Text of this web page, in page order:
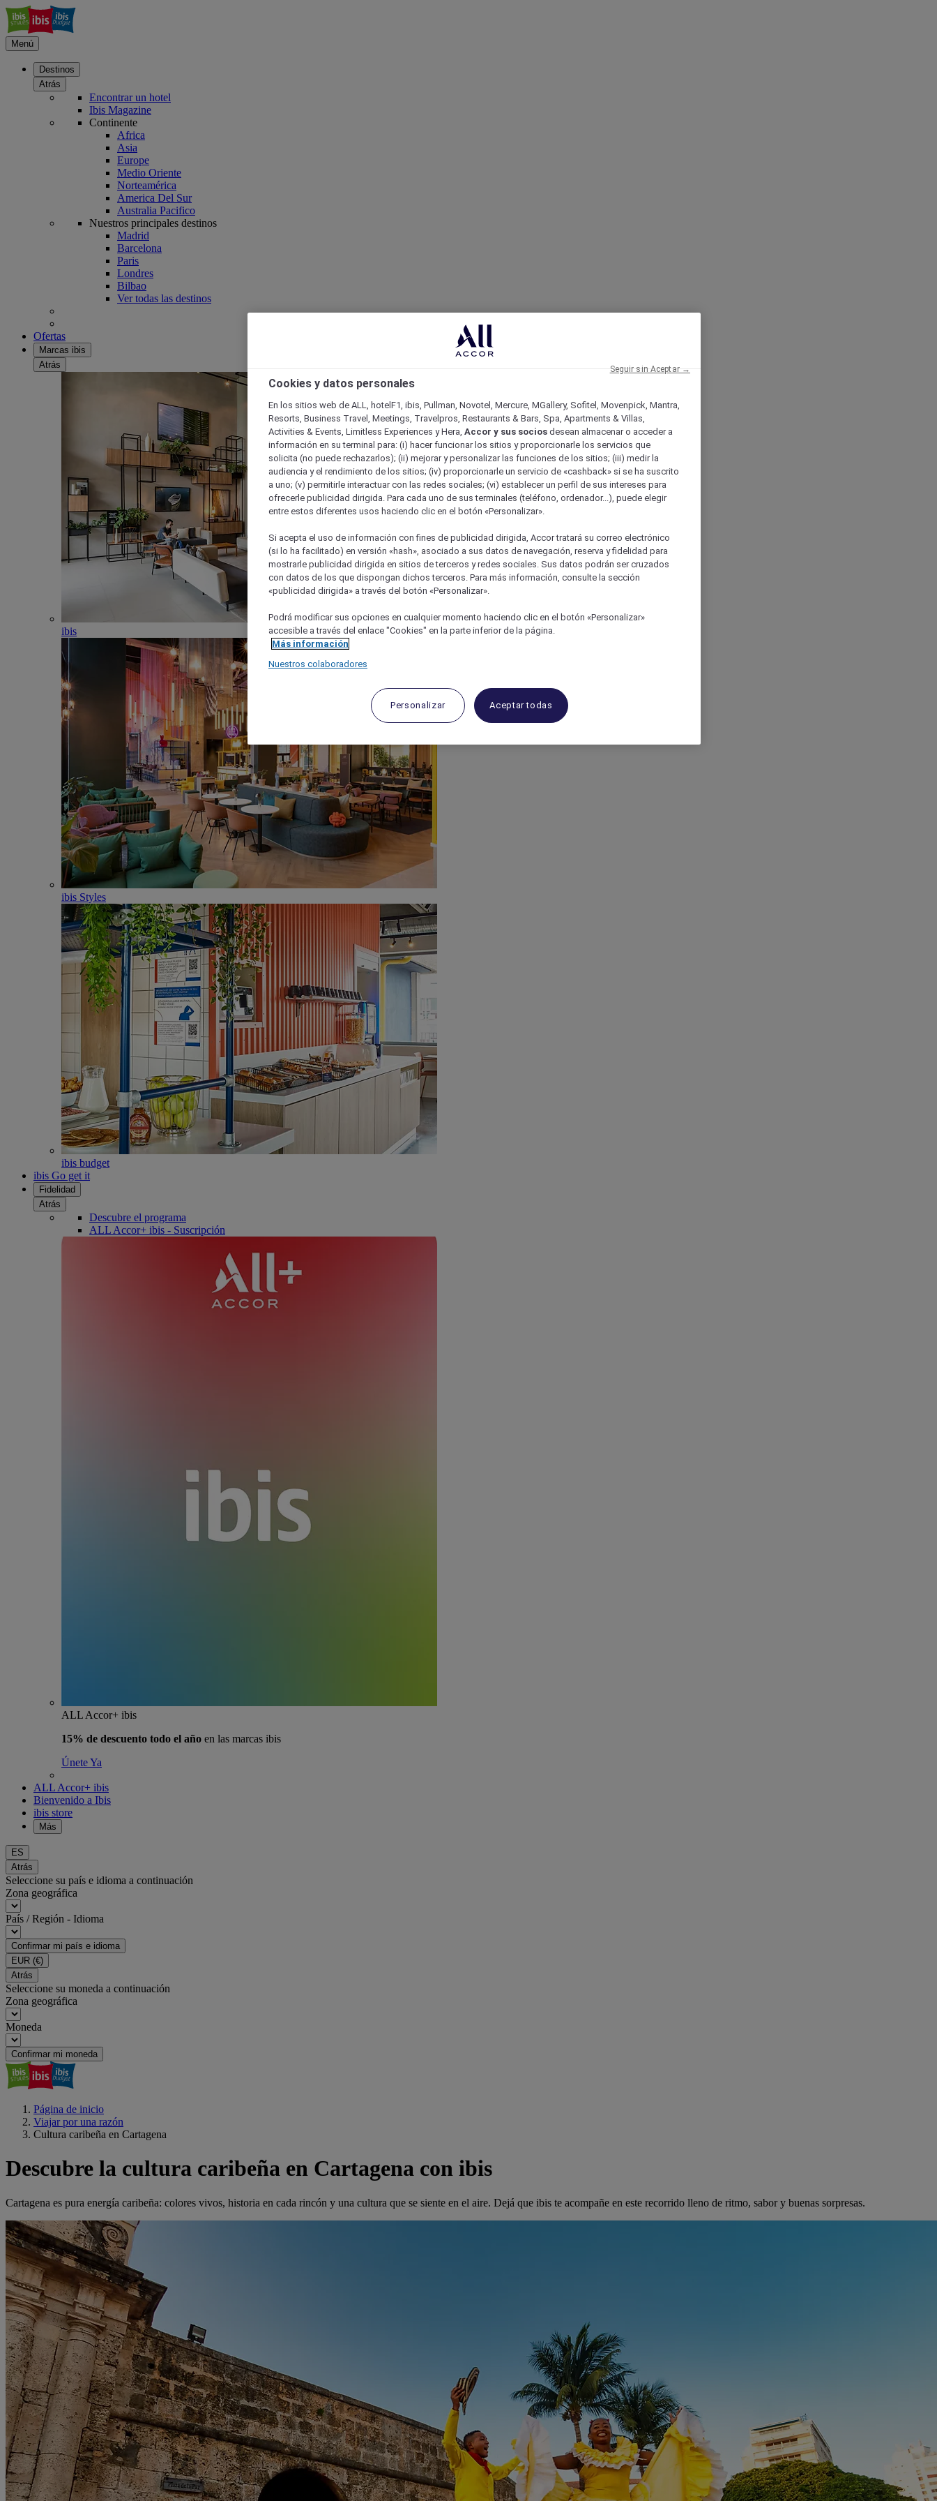
Menú
Destinos
Atrás
Encontrar un hotel
Ibis Magazine
Continente
Africa
Asia
Europe
Medio Oriente
Norteamérica
America Del Sur
Australia Pacifico
Nuestros principales destinos
Madrid
Barcelona
Paris
Londres
Bilbao
Ver todas las destinos
Ofertas
Marcas ibis
Atrás
ibis
ibis Styles
ibis budget
ibis Go get it
Fidelidad
Atrás
Descubre el programa
ALL Accor+ ibis - Suscripción
ALL Accor+ ibis
15% de descuento todo el año en las marcas ibis
Únete Ya
ALL Accor+ ibis
Bienvenido a Ibis
ibis store
Más
ES
Atrás
Seleccione su país e idioma a continuación
Zona geográfica
País / Región - Idioma
Confirmar mi país e idioma
EUR (€)
Atrás
Seleccione su moneda a continuación
Zona geográfica
Moneda
Confirmar mi moneda
Página de inicio
Viajar por una razón
Cultura caribeña en Cartagena
Descubre la cultura caribeña en Cartagena con ibis
Cartagena es pura energía caribeña: colores vivos, historia en cada rincón y una cultura que se siente en el aire. Dejá que ibis te acompañe en este recorrido lleno de ritmo, sabor y buenas sorpresas.
Cookies y datos personales
En los sitios web de ALL, hotelF1, ibis, Pullman, Novotel, Mercure, MGallery, Sofitel, Movenpick, Mantra,
Resorts, Business Travel, Meetings, Travelpros, Restaurants & Bars, Spa, Apartments & Villas,
Activities & Events, Limitless Experiences y Hera, Accor y sus socios desean almacenar o acceder a
información en su terminal para: (i) hacer funcionar los sitios y proporcionarle los servicios que
solicita (no puede rechazarlos); (ii) mejorar y personalizar las funciones de los sitios; (iii) medir la
audiencia y el rendimiento de los sitios; (iv) proporcionarle un servicio de «cashback» si se ha suscrito
a uno; (v) permitirle interactuar con las redes sociales; (vi) establecer un perfil de sus intereses para
ofrecerle publicidad dirigida. Para cada uno de sus terminales (teléfono, ordenador...), puede elegir
entre estos diferentes usos haciendo clic en el botón «Personalizar».
Si acepta el uso de información con fines de publicidad dirigida, Accor tratará su correo electrónico
(si lo ha facilitado) en versión «hash», asociado a sus datos de navegación, reserva y fidelidad para
mostrarle publicidad dirigida en sitios de terceros y redes sociales. Sus datos podrán ser cruzados
con datos de los que dispongan dichos terceros. Para más información, consulte la sección
«publicidad dirigida» a través del botón «Personalizar».
Podrá modificar sus opciones en cualquier momento haciendo clic en el botón «Personalizar»
accesible a través del enlace "Cookies" en la parte inferior de la página.
Más información
Nuestros colaboradores
Personalizar Aceptar todas
Seguir sin Aceptar →